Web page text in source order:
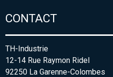
CONTACT
TH-Industrie
12-14 Rue Raymon Ridel
92250 La Garenne-Colombes